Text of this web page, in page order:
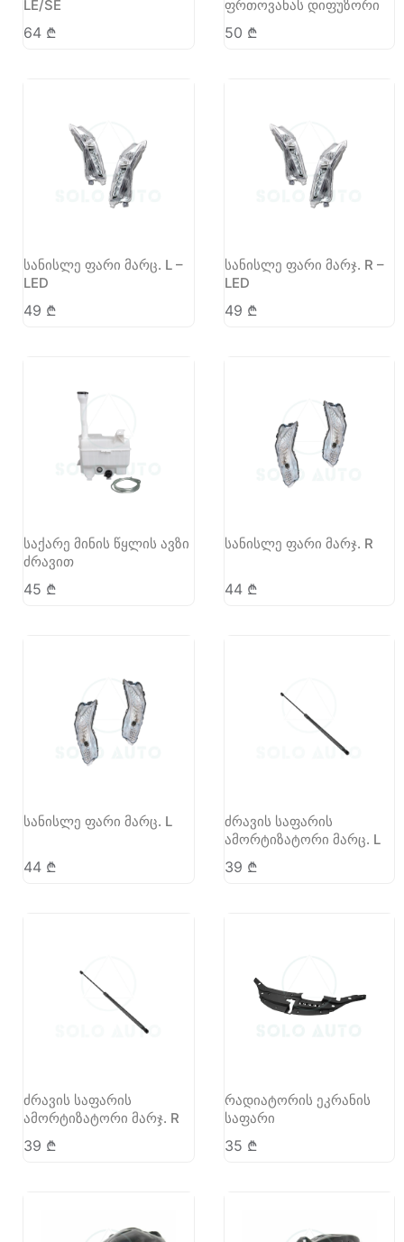
LE/SE
64 ₾
ფრთოვანას დიფუზორი
50 ₾
სანისლე ფარი მარც. L –
LED
49 ₾
სანისლე ფარი მარჯ. R –
LED
49 ₾
საქარე მინის წყლის ავზი
ძრავით
45 ₾
სანისლე ფარი მარჯ. R
44 ₾
სანისლე ფარი მარც. L
44 ₾
ძრავის საფარის
ამორტიზატორი მარც. L
39 ₾
ძრავის საფარის
ამორტიზატორი მარჯ. R
39 ₾
რადიატორის ეკრანის
საფარი
35 ₾